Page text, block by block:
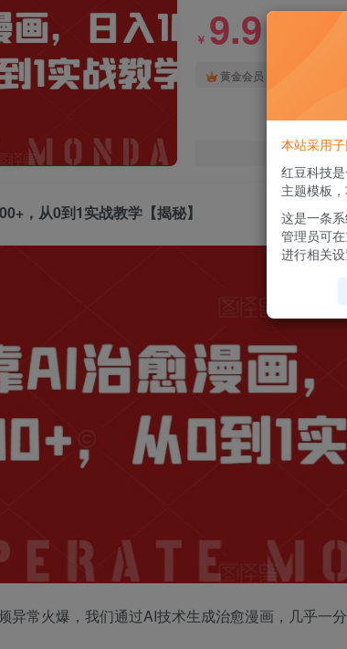
￥ 9.9
黄金会员
，从0到1实战教学【揭秘】
异常火爆，我们通过AI技术生成治愈漫画，几乎一
本站采用
红豆科技
主题模板
这是一条
管理员可在
进行相关